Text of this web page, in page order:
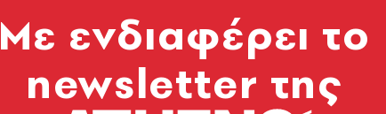
Mε ενδιαφέρει το
newsletter της